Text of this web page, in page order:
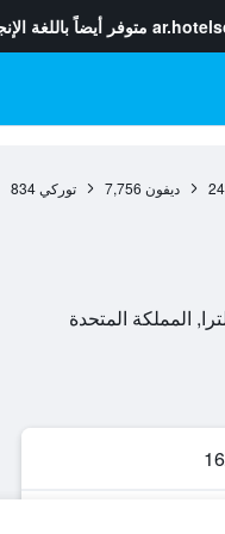
متوفر أيضاً باللغة
ديفون 7,756 توركي 834